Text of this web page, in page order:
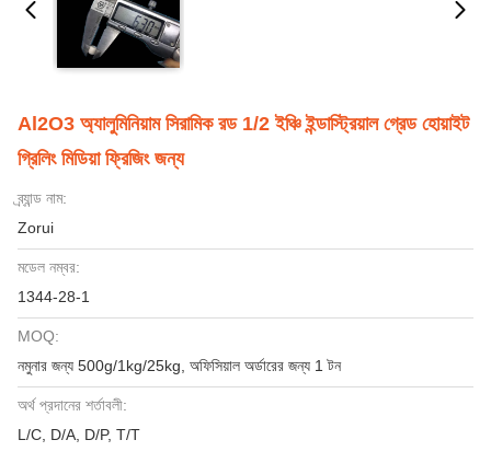
Al2O3 অ্যালুমিনিয়াম সিরামিক রড 1/2 ইঞ্চি ইন্ডাস্ট্রিয়াল গ্রেড হোয়াইট
গ্রিলিং মিডিয়া ফ্রিজিং জন্য
ব্র্যান্ড নাম:
Zorui
মডেল নম্বর:
1344-28-1
MOQ:
নমুনার জন্য 500g/1kg/25kg, অফিসিয়াল অর্ডারের জন্য 1 টন
অর্থ প্রদানের শর্তাবলী:
L/C, D/A, D/P, T/T